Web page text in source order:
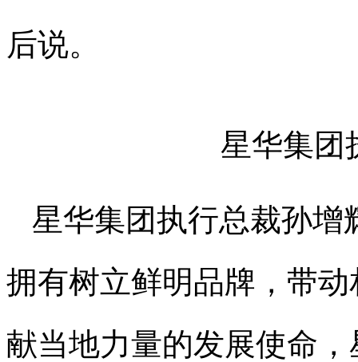
后说。
星华集团
星华集团执行总裁孙增
拥有树立鲜明品牌，带
献当地力量的发展使命